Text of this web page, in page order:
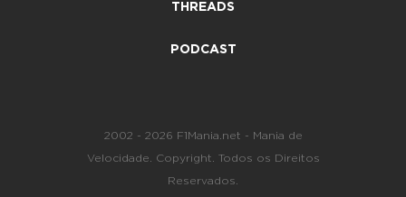
THREADS
PODCAST
2002 - 2026 F1Mania.net - Mania de
Velocidade. Copyright. Todos os Direitos
Reservados.